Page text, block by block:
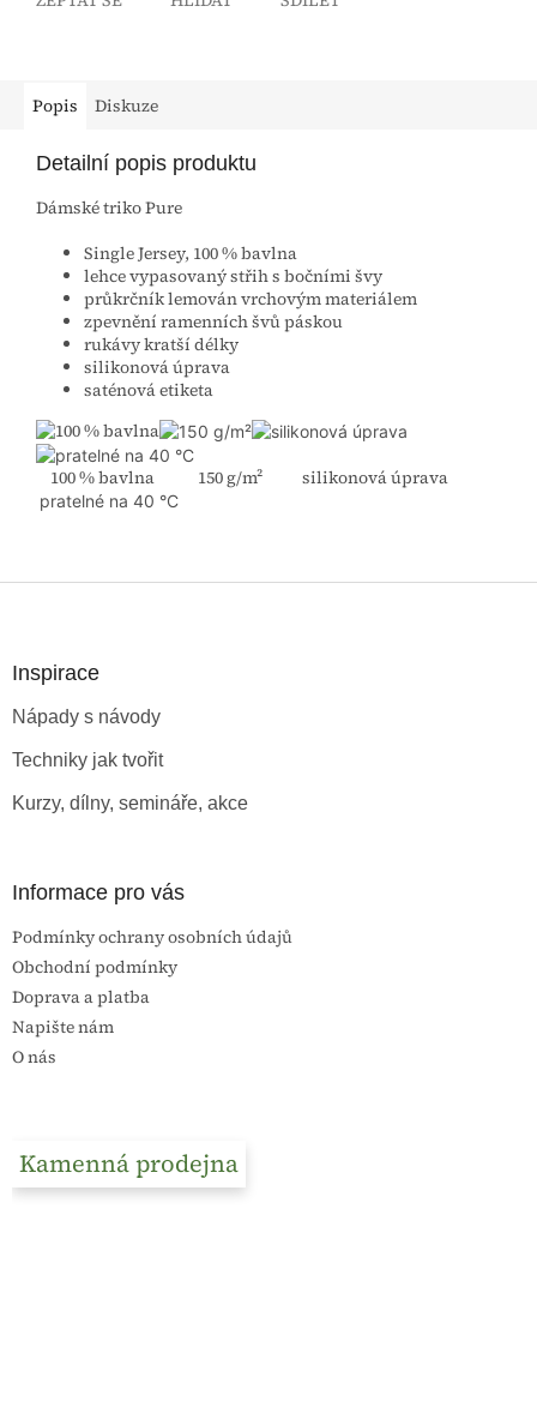
Popis Diskuze
Detailní popis produktu
Dámské triko Pure
Single Jersey, 100 % bavlna
lehce vypasovaný střih s bočními švy
průkrčník lemován vrchovým materiálem
zpevnění ramenních švů páskou
rukávy kratší délky
silikonová úprava
saténová etiketa
100 % bavlna 150 g/m² silikonová úprava
pratelné na 40 °C
Inspirace
Nápady s návody
Techniky jak tvořit
Kurzy, dílny, semináře, akce
Informace pro vás
Podmínky ochrany osobních údajů
Obchodní podmínky
Doprava a platba
Napište nám
O nás
Kamenná prodejna